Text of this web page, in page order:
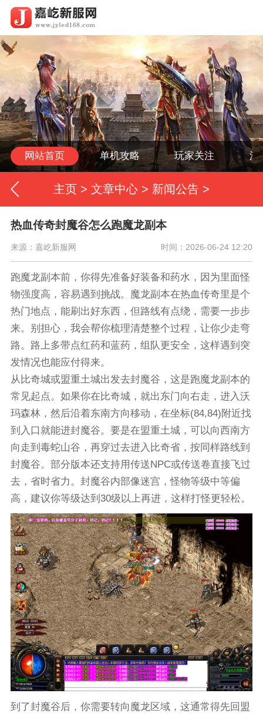
网站首页 单机攻略 玩家关注 活
主页 > 文章中心 > 新闻公告 >
热血传奇封魔谷怎么跑魔龙副本
来源：嘉屹新服网 时间：2026-06-24 12:20
跑魔龙副本前，你得先准备好装备和药水，因为里面怪
物强度高，容易遇到挑战。魔龙副本在热血传奇里是个
热门地点，能刷出好东西，但路线有点绕，需要一步步
来。别担心，我会帮你梳理清楚整个过程，让你少走弯
路。路上多带点红药和蓝药，组队更安全，这样遇到突
发情况也能应付得来。
从比奇城或盟重土城出发去封魔谷，这是跑魔龙副本的
常见起点。如果你在比奇城，就出东门向右走，进入沃
玛森林，然后沿着东南方向移动，在坐标(84,84)附近找
到入口就能进封魔谷。要是在盟重土城，可以向西南方
向走到毒蛇山谷，再穿过去进入比奇省，按同样路线到
封魔谷。部分版本还支持用传送NPC或传送卷直接飞过
去，省时省力。封魔谷内部像迷宫，怪物等级中等偏
高，建议你等级达到30级以上再进，这样打怪更轻松。
到了封魔谷后，你需要转向魔龙区域，这通常得先回盟